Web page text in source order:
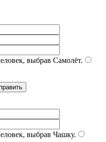
выбрав Самолёт.
выбрав Чашку.